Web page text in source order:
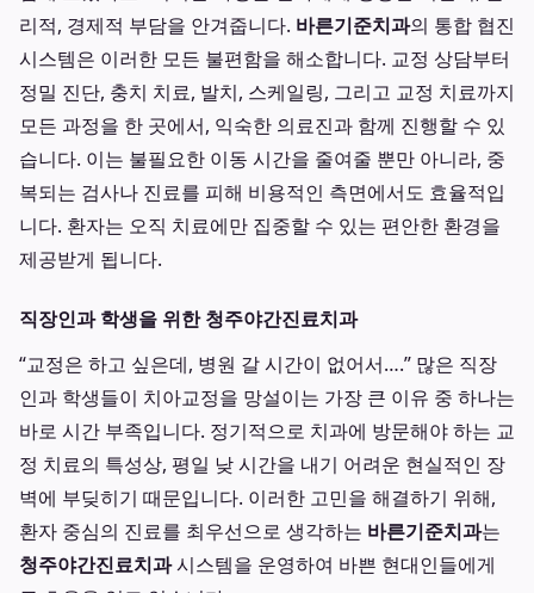
리적, 경제적 부담을 안겨줍니다. 바른기준치과의 통합 협진
시스템은 이러한 모든 불편함을 해소합니다. 교정 상담부터
정밀 진단, 충치 치료, 발치, 스케일링, 그리고 교정 치료까지
모든 과정을 한 곳에서, 익숙한 의료진과 함께 진행할 수 있
습니다. 이는 불필요한 이동 시간을 줄여줄 뿐만 아니라, 중
복되는 검사나 진료를 피해 비용적인 측면에서도 효율적입
니다. 환자는 오직 치료에만 집중할 수 있는 편안한 환경을
제공받게 됩니다.
직장인과 학생을 위한 청주야간진료치과
“교정은 하고 싶은데, 병원 갈 시간이 없어서….” 많은 직장
인과 학생들이 치아교정을 망설이는 가장 큰 이유 중 하나는
바로 시간 부족입니다. 정기적으로 치과에 방문해야 하는 교
정 치료의 특성상, 평일 낮 시간을 내기 어려운 현실적인 장
벽에 부딪히기 때문입니다. 이러한 고민을 해결하기 위해,
환자 중심의 진료를 최우선으로 생각하는 바른기준치과는
청주야간진료치과시스템을 운영하여 바쁜 현대인들에게